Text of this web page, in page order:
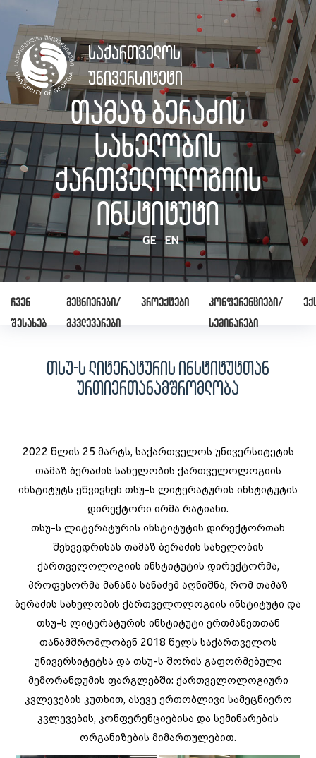
საქართველოს
უნივერსიტეტი
თამაზ ბერაძის
სახელობის
ქართველოლოგიის
ინსტიტუტი
GE EN
ჩვენ
შესახებ
მეცნიერები/
მკვლევარები
პროექტები
კონფერენციები/
სემინარები
თსუ-ს ლიტერატურის ინსტიტუტთან
ურთიერთანამშრომლობა
2022 წლის 25 მარტს, საქართველოს უნივერსიტეტის
თამაზ ბერაძის სახელობის ქართველოლოგიის
ინსტიტუტს ეწვივნენ თსუ-ს ლიტერატურის ინსტიტუტის
დირექტორი ირმა რატიანი.
თსუ-ს ლიტერატურის ინსტიტუტის დირექტორთან
შეხვედრისას თამაზ ბერაძის სახელობის
ქართველოლოგიის ინსტიტუტის დირექტორმა,
პროფესორმა მანანა სანაძემ აღნიშნა, რომ თამაზ
ბერაძის სახელობის ქართველოლოგიის ინსტიტუტი და
თსუ-ს ლიტერატურის ინსტიტუტი ერთმანეთთან
თანამშრომლობენ 2018 წელს საქართველოს
უნივერსიტეტსა და თსუ-ს შორის გაფორმებული
მემორანდუმის ფარგლებში: ქართველოლოგიური
კვლევების კუთხით, ასევე ერთობლივი სამეცნიერო
კვლევების, კონფერენციებისა და სემინარების
ორგანიზების მიმართულებით.